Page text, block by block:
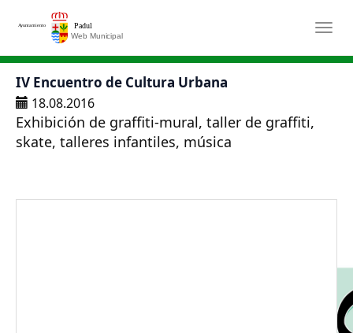
Saltar al contenido principal
IV Encuentro de Cultura Urbana
18.08.2016
Exhibición de graffiti-mural, taller de graffiti,
skate, talleres infantiles, música